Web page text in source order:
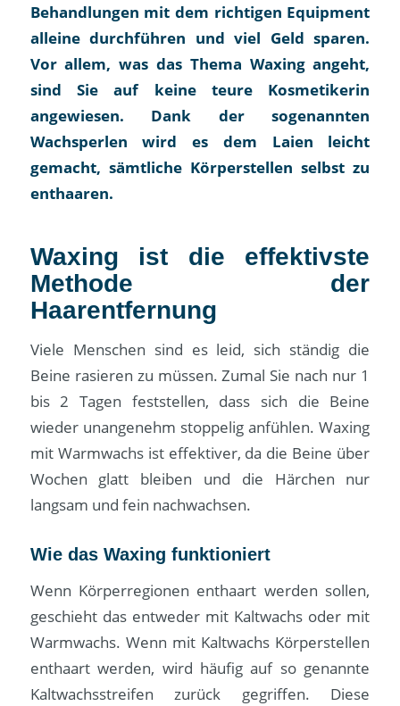
Behandlungen mit dem richtigen Equipment
alleine durchführen und viel Geld sparen.
Vor allem, was das Thema Waxing angeht,
sind Sie auf keine teure Kosmetikerin
angewiesen. Dank der sogenannten
Wachsperlen wird es dem Laien leicht
gemacht, sämtliche Körperstellen selbst zu
enthaaren.
Waxing ist die effektivste
Methode der
Haarentfernung
Viele Menschen sind es leid, sich ständig die
Beine rasieren zu müssen. Zumal Sie nach nur 1
bis 2 Tagen feststellen, dass sich die Beine
wieder unangenehm stoppelig anfühlen. Waxing
mit Warmwachs ist effektiver, da die Beine über
Wochen glatt bleiben und die Härchen nur
langsam und fein nachwachsen.
Wie das Waxing funktioniert
Wenn Körperregionen enthaart werden sollen,
geschieht das entweder mit Kaltwachs oder mit
Warmwachs. Wenn mit Kaltwachs Körperstellen
enthaart werden, wird häufig auf so genannte
Kaltwachsstreifen zurück gegriffen. Diese